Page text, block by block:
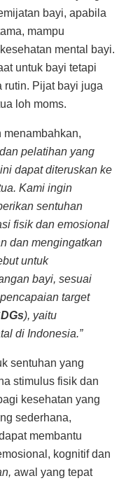
bayi, apabila
mampu
mental bayi.
untuk bayi tetapi
rutin. Pijat bayi juga
loh moms.
menambahkan,
pelatihan yang
dapat diteruskan ke
Kami ingin
sentuhan
fisik dan emosional
dan mengingatkan
untuk
bayi, sesuai
target
), yaitu
di Indonesia.”
sentuhan yang
stimulus fisik dan
kesehatan yang
sederhana,
membantu
kognitif dan
awal yang tepat